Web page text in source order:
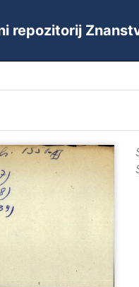
repozitorij